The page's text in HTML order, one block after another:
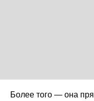
Более того — она